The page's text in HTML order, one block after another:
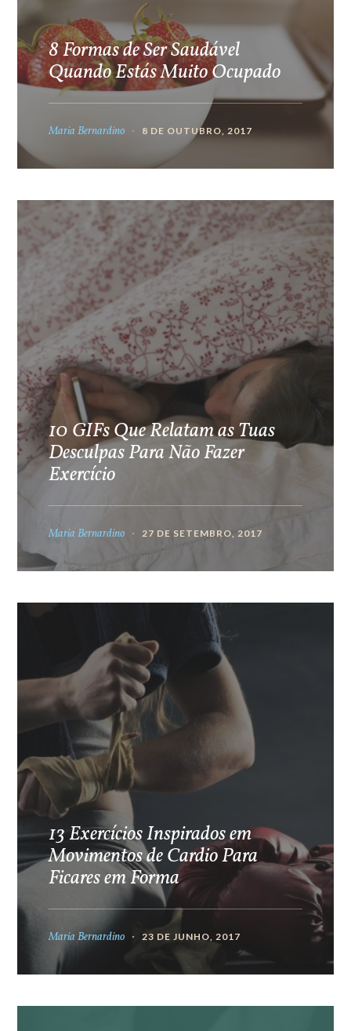
8 Formas de Ser Saudável
Quando Estás Muito Ocupado
Maria Bernardino 8 DE OUTUBRO, 2017
10 GIFs Que Relatam as Tuas
Desculpas Para Não Fazer
Exercício
Maria Bernardino 27 DE SETEMBRO, 2017
13 Exercícios Inspirados em
Movimentos de Cardio Para
Ficares em Forma
Maria Bernardino 23 DE JUNHO, 2017